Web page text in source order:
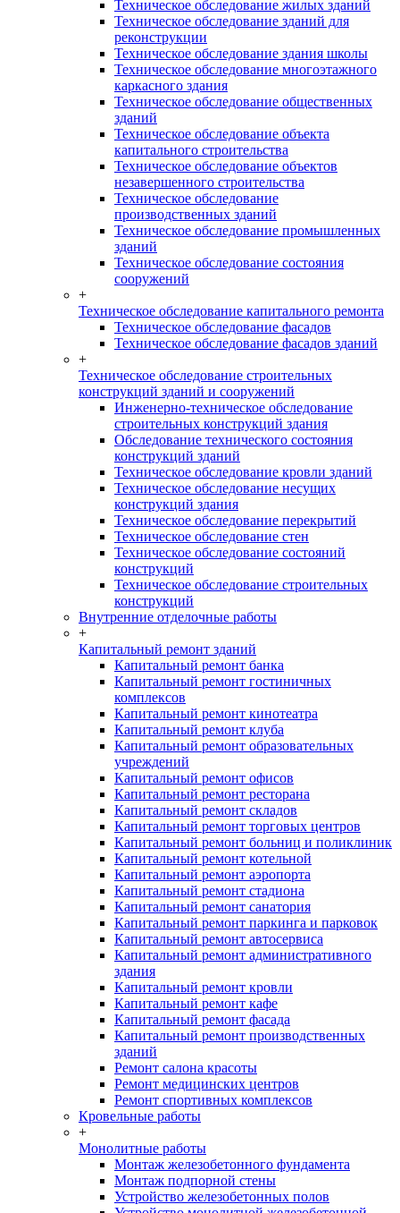
Техническое обследование жилых зданий
Техническое обследование зданий для
реконструкции
Техническое обследование здания школы
Техническое обследование многоэтажного
каркасного здания
Техническое обследование общественных
зданий
Техническое обследование объекта
капитального строительства
Техническое обследование объектов
незавершенного строительства
Техническое обследование
производственных зданий
Техническое обследование промышленных
зданий
Техническое обследование состояния
сооружений
+
Техническое обследование капитального ремонта
Техническое обследование фасадов
Техническое обследование фасадов зданий
+
Техническое обследование строительных
конструкций зданий и сооружений
Инженерно-техническое обследование
строительных конструкций здания
Обследование технического состояния
конструкций зданий
Техническое обследование кровли зданий
Техническое обследование несущих
конструкций здания
Техническое обследование перекрытий
Техническое обследование стен
Техническое обследование состояний
конструкций
Техническое обследование строительных
конструкций
Внутренние отделочные работы
+
Капитальный ремонт зданий
Капитальный ремонт банка
Капитальный ремонт гостиничных
комплексов
Капитальный ремонт кинотеатра
Капитальный ремонт клуба
Капитальный ремонт образовательных
учреждений
Капитальный ремонт офисов
Капитальный ремонт ресторана
Капитальный ремонт складов
Капитальный ремонт торговых центров
Капитальный ремонт больниц и поликлиник
Капитальный ремонт котельной
Капитальный ремонт аэропорта
Капитальный ремонт стадиона
Капитальный ремонт санатория
Капитальный ремонт паркинга и парковок
Капитальный ремонт автосервиса
Капитальный ремонт административного
здания
Капитальный ремонт кровли
Капитальный ремонт кафе
Капитальный ремонт фасада
Капитальный ремонт производственных
зданий
Ремонт салона красоты
Ремонт медицинских центров
Ремонт спортивных комплексов
Кровельные работы
+
Монолитные работы
Монтаж железобетонного фундамента
Монтаж подпорной стены
Устройство железобетонных полов